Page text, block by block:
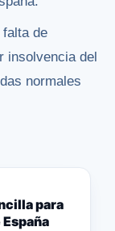
falta de
insolvencia del
normales
para